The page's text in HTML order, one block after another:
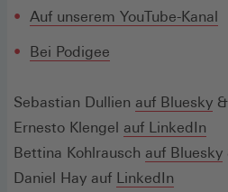
neuen
Fenster) einem
Auf unserem YouTube-Kanal
Bei Podigee
einem
neuen
Fenster)
Sebastian Dullien auf (Öffnet
in
einem
neuen
Bluesky &
Ernesto Klengel auf LinkedIn
in
Bettina Kohlrausch auf Bluesky
Daniel Hay auf LinkedIn